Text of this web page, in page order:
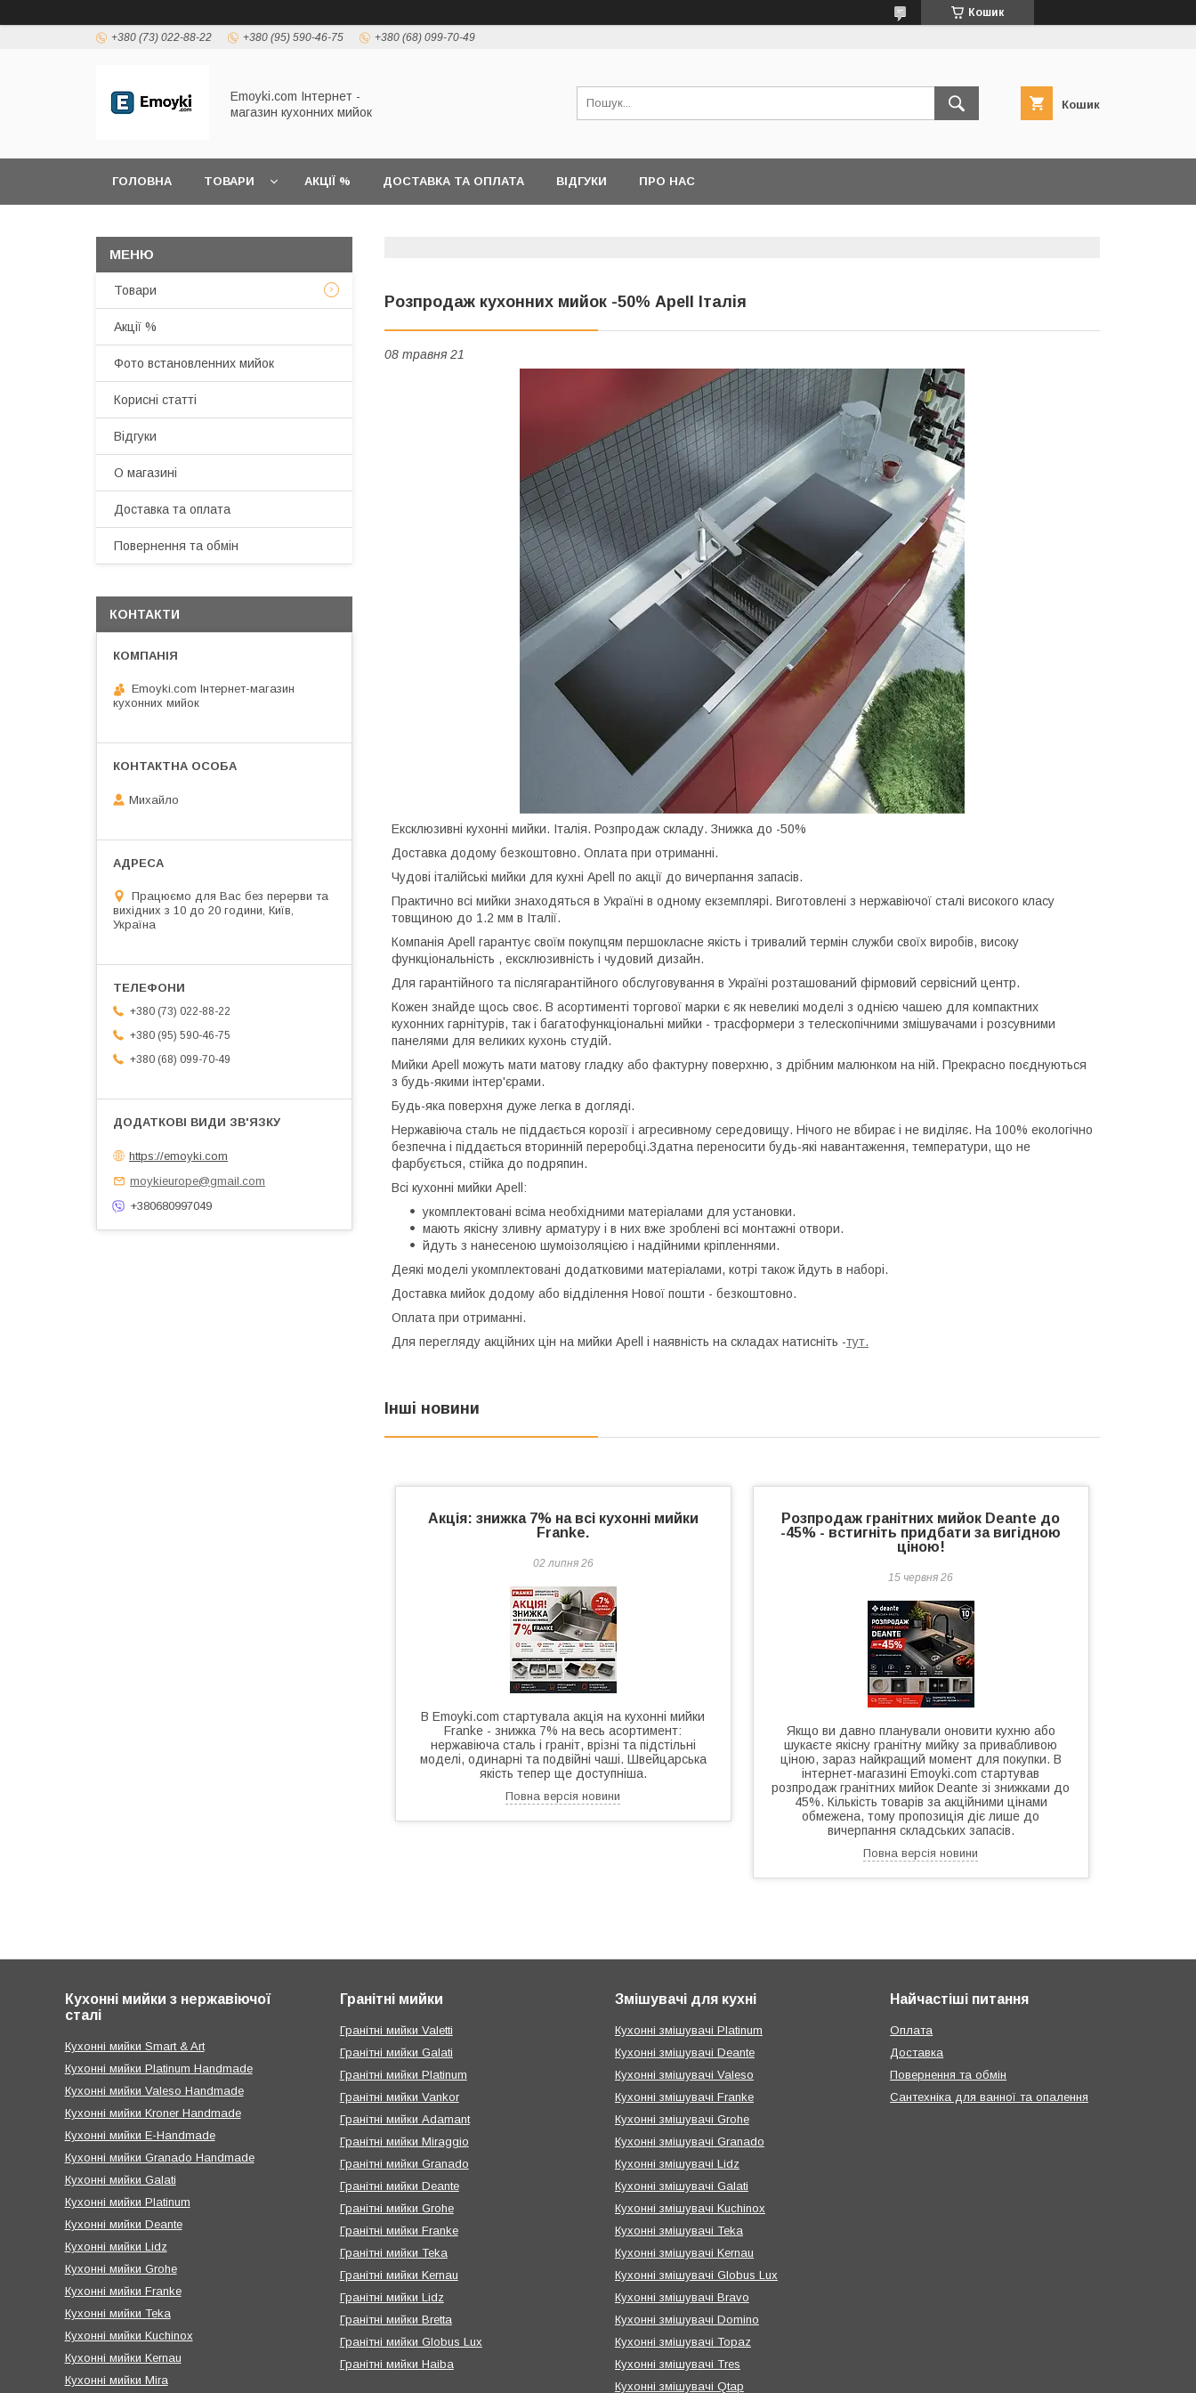
Кошик
+380 (73) 022-88-22 +380 (95) 590-46-75 +380 (68) 099-70-49
Emoyki.com Інтернет -
магазин кухонних мийок
Кошик
ГОЛОВНА ТОВАРИ АКЦІЇ % ДОСТАВКА ТА ОПЛАТА ВІДГУКИ ПРО НАС
Розпродаж кухонних мийок -50% Apell Італія
08 травня 21
Ексклюзивні кухонні мийки. Італія. Розпродаж складу. Знижка до -50%
Доставка додому безкоштовно. Оплата при отриманні.
Чудові італійські мийки для кухні Apell по акції до вичерпання запасів.
Практично всі мийки знаходяться в Україні в одному екземплярі. Виготовлені з нержавіючої сталі високого класу
товщиною до 1.2 мм в Італії.
Компанія Apell гарантує своїм покупцям першокласне якість і тривалий термін служби своїх виробів, високу
функціональність , ексклюзивність і чудовий дизайн.
Для гарантійного та післягарантійного обслуговування в Україні розташований фірмовий сервісний центр.
Кожен знайде щось своє. В асортименті торгової марки є як невеликі моделі з однією чашею для компактних
кухонних гарнітурів, так і багатофункціональні мийки - трасформери з телескопічними змішувачами і розсувними
панелями для великих кухонь студій.
Мийки Apell можуть мати матову гладку або фактурну поверхню, з дрібним малюнком на ній. Прекрасно поєднуються
з будь-якими інтер'єрами.
Будь-яка поверхня дуже легка в догляді.
Нержавіюча сталь не піддається корозії і агресивному середовищу. Нічого не вбирає і не виділяє. На 100% екологічно
безпечна і піддається вторинній переробці.Здатна переносити будь-які навантаження, температури, що не
фарбується, стійка до подряпин.
Всі кухонні мийки Apell:
укомплектовані всіма необхідними матеріалами для установки.
мають якісну зливну арматуру і в них вже зроблені всі монтажні отвори.
йдуть з нанесеною шумоізоляцією і надійними кріпленнями.
Деякі моделі укомплектовані додатковими матеріалами, котрі також йдуть в наборі.
Доставка мийок додому або відділення Нової пошти - безкоштовно.
Оплата при отриманні.
Для перегляду акційних цін на мийки Apell і наявність на складах натисніть -тут.
Інші новини
Акція: знижка 7% на всі кухонні мийки
Franke.
02 липня 26
В Emoyki.com стартувала акція на кухонні мийки
Franke - знижка 7% на весь асортимент:
нержавіюча сталь і граніт, врізні та підстільні
моделі, одинарні та подвійні чаші. Швейцарська
якість тепер ще доступніша.
Повна версія новини
Розпродаж гранітних мийок Deante до
-45% - встигніть придбати за вигідною
ціною!
15 червня 26
Якщо ви давно планували оновити кухню або
шукаєте якісну гранітну мийку за привабливою
ціною, зараз найкращий момент для покупки. В
інтернет-магазині Emoyki.com стартував
розпродаж гранітних мийок Deante зі знижками до
45%. Кількість товарів за акційними цінами
обмежена, тому пропозиція діє лише до
вичерпання складських запасів.
Повна версія новини
Товари
Акції %
Фото встановленних мийок
Корисні статті
Відгуки
О магазині
Доставка та оплата
Повернення та обмін
КОНТАКТИ
Emoyki.com Інтернет-магазин
кухонних мийок
Михайло
Працюємо для Вас без перерви та
вихідних з 10 до 20 години, Київ,
Україна
+380 (73) 022-88-22
+380 (95) 590-46-75
+380 (68) 099-70-49
https://emoyki.com
moykieurope@gmail.com
+380680997049
Кухонні мийки з нержавіючої
сталі
Кухонні мийки Smart & Art
Кухонні мийки Platinum Handmade
Кухонні мийки Valeso Handmade
Кухонні мийки Kroner Handmade
Кухонні мийки E-Handmade
Кухонні мийки Granado Handmade
Кухонні мийки Galati
Кухонні мийки Platinum
Кухонні мийки Deante
Кухонні мийки Lidz
Кухонні мийки Grohe
Кухонні мийки Franke
Кухонні мийки Teka
Кухонні мийки Kuchinox
Кухонні мийки Kernau
Кухонні мийки Mira
Гранітні мийки
Гранітні мийки Valetti
Гранітні мийки Galati
Гранітні мийки Platinum
Гранітні мийки Vankor
Гранітні мийки Adamant
Гранітні мийки Miraggio
Гранітні мийки Granado
Гранітні мийки Deante
Гранітні мийки Grohe
Гранітні мийки Franke
Гранітні мийки Teka
Гранітні мийки Kernau
Гранітні мийки Lidz
Гранітні мийки Bretta
Гранітні мийки Globus Lux
Гранітні мийки Haiba
Змішувачі для кухні
Кухонні змішувачі Platinum
Кухонні змішувачі Deante
Кухонні змішувачі Valeso
Кухонні змішувачі Franke
Кухонні змішувачі Grohe
Кухонні змішувачі Granado
Кухонні змішувачі Lidz
Кухонні змішувачі Galati
Кухонні змішувачі Kuchinox
Кухонні змішувачі Teka
Кухонні змішувачі Kernau
Кухонні змішувачі Globus Lux
Кухонні змішувачі Bravo
Кухонні змішувачі Domino
Кухонні змішувачі Topaz
Кухонні змішувачі Tres
Кухонні змішувачі Qtap
Найчастіші питання
Оплата
Доставка
Повернення та обмін
Сантехніка для ванної та опалення